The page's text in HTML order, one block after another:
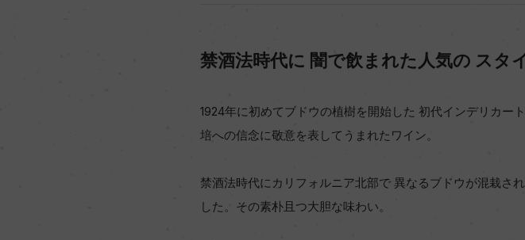
禁酒法時代に 闇で飲まれた人気の スタ
1924年に初めてブドウの植樹を開始した 初代インデリカー
培への信念に敬意を表してうまれたワイン。
禁酒法時代にカリフォルニア北部で 異なるブドウが混栽さ
した。その素朴且つ大胆な味わい。